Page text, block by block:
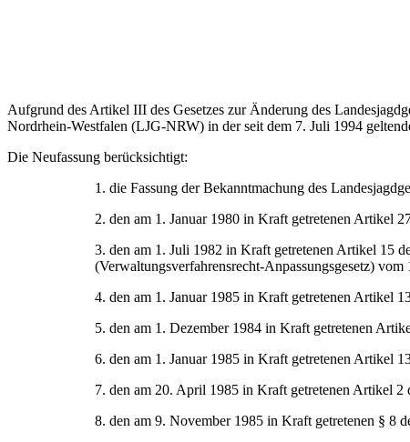
Aufgrund des Artikel III des Gesetzes zur Änderung des
Nordrhein-Westfalen (LJG-NRW) in der seit dem 7. Juli 1994
Die Neufassung berücksichtigt:
1. die Fassung der Bekanntmachung des
2. den am 1. Januar 1980 in Kraft getretenen Artikel
3. den am 1. Juli 1982 in Kraft getretenen Artikel 15
(Verwaltungsverfahrensrecht-Anpassungsgesetz)
4. den am 1. Januar 1985 in Kraft getretenen Artikel
5. den am 1. Dezember 1984 in Kraft getretenen
6. den am 1. Januar 1985 in Kraft getretenen Artikel
7. den am 20. April 1985 in Kraft getretenen Artikel 2
8. den am 9. November 1985 in Kraft getretenen §